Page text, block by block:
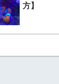
方】